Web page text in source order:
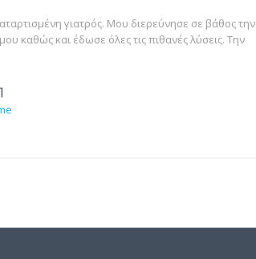
γιατρός. Μου διερεύνησε σε βάθος την
καθώς και έδωσε όλες τις πιθανές λύσεις. Την